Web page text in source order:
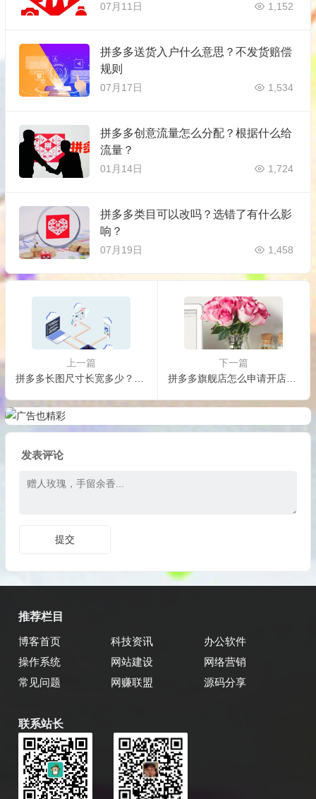
07月11日 1,152
拼多多送货入户什么意思？不发货赔偿
规则
07月17日 1,534
拼多多创意流量怎么分配？根据什么给
流量？
01月14日 1,724
拼多多类目可以改吗？选错了有什么影
响？
07月19日 1,458
上一篇
下一篇
拼多多旗舰店怎么申请开店？入驻需要什么资料？
发表评论
推荐栏目
博客首页 科技资讯
办公软件
操作系统
网站建设
网络营销
常见问题
网赚联盟 源码分享
联系站长